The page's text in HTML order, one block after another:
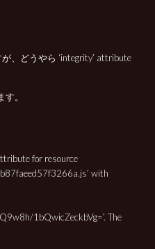
、どうやら ‘integrity’ attribute
。
for resource
with
1bQwicZeckbVg=’. The